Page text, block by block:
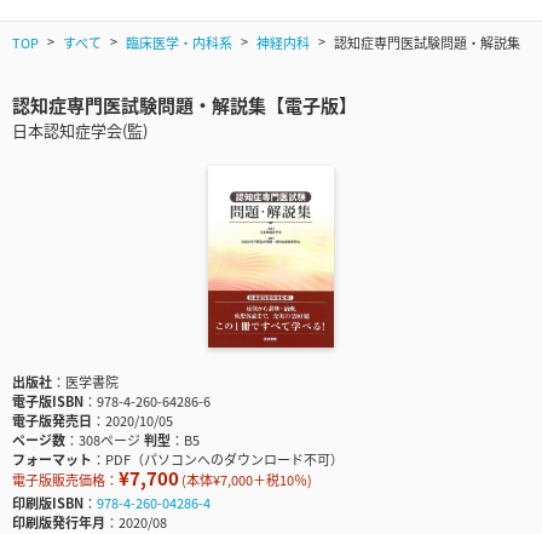
TOP すべて 臨床医学・内科系 神経内科 認知症専門医試験問題・解説集
認知症専門医試験問題・解説集【電子版】
日本認知症学会(監)
出版社
医学書院
電子版ISBN
978-4-260-64286-6
電子版発売日
2020/10/05
ページ数
308ページ判型
B5
フォーマット
PDF（パソコンへのダウンロード不可）
電子版販売価格： ¥7,700(本体¥7,000＋税10％)
印刷版ISBN
978-4-260-04286-4
印刷版発行年月
2020/08